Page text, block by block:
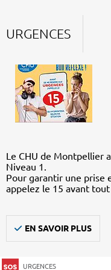
URGENCES
Le CHU de Montpellier
Niveau 1.
Pour garantir une prise
appelez le 15 avant
EN SAVOIR PLUS
URGENCES